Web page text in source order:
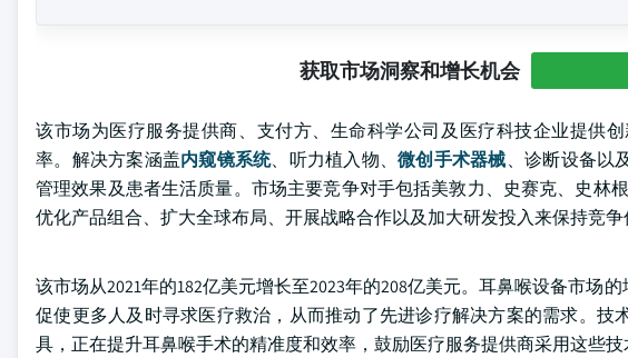
获取市场洞察和增长机会
该市场为医疗服务提供商、支付方、生命科学公司及医疗科技企业提供
率。解决方案涵盖内窥镜系统、听力植入物、微创手术器械、诊断设备以
管理效果及患者生活质量。市场主要竞争对手包括美敦力、史赛克、史林
优化产品组合、扩大全球布局、开展战略合作以及加大研发投入来保持竞
该市场从2021年的182亿美元增长至2023年的208亿美元。耳鼻喉设备市场
促使更多人及时寻求医疗救治，从而推动了先进诊疗解决方案的需求。
具，正在提升耳鼻喉手术的精准度和效率，鼓励医疗服务提供商采用这些技